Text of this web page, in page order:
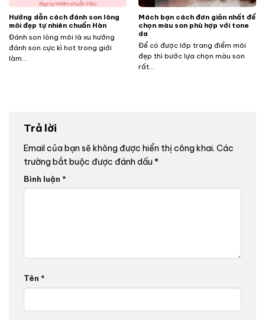
Hướng dẫn cách đánh son lòng
môi đẹp tự nhiên chuẩn Hàn
Đánh son lòng môi là xu hướng
đánh son cực kì hot trong giới
làm...
Mách bạn cách đơn giản nhất để
chọn màu son phù hợp với tone
da
Để có được lớp trang điểm môi
đẹp thì bước lựa chọn màu son
rất...
Trả lời
Email của bạn sẽ không được hiển thị công khai. Các
trường bắt buộc được đánh dấu *
Bình luận *
Tên *